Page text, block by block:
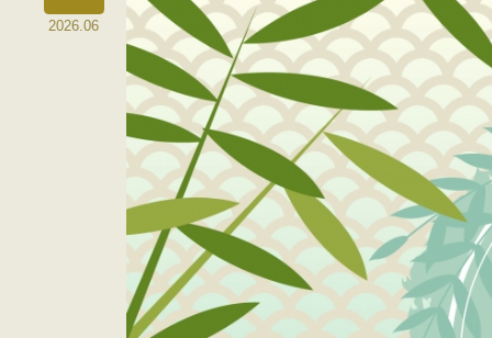
2026.06